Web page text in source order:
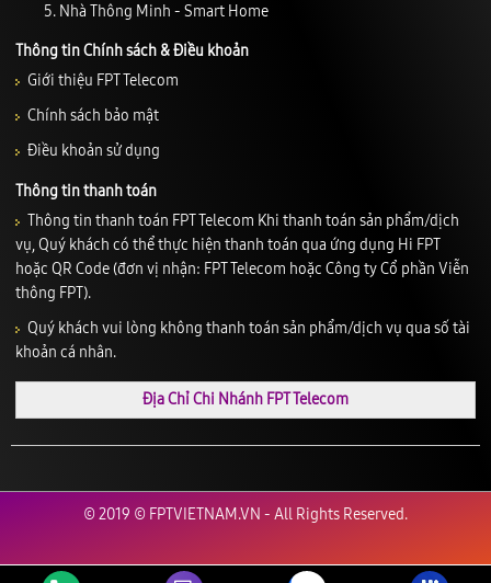
Nhà Thông Minh - Smart Home
Thông tin Chính sách & Điều khoản
Giới thiệu FPT Telecom
Chính sách bảo mật
Điều khoản sử dụng
Thông tin thanh toán
Thông tin thanh toán FPT Telecom Khi thanh toán sản phẩm/dịch
vụ, Quý khách có thể thực hiện thanh toán qua ứng dụng Hi FPT
hoặc QR Code (đơn vị nhận: FPT Telecom hoặc Công ty Cổ phần Viễn
thông FPT).
Quý khách vui lòng không thanh toán sản phẩm/dịch vụ qua số tài
khoản cá nhân.
Địa Chỉ Chi Nhánh FPT Telecom
© 2019 © FPTVIETNAM.VN - All Rights Reserved.